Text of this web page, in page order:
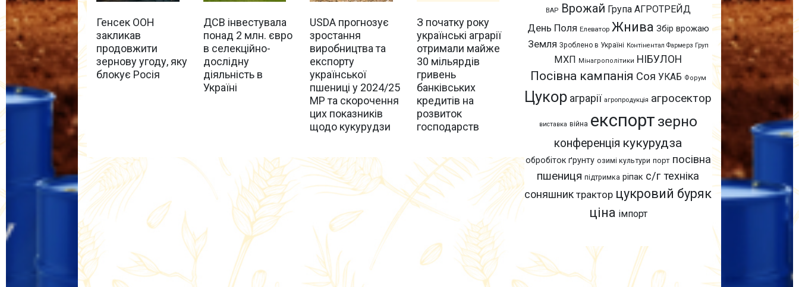
ВАР Врожай Група АГРОТРЕЙД
День Поля Елеватор Жнива Збір врожаю
Земля Зроблено в Україні Контінентал Фармерз Груп
МХП Мінагрополітики НІБУЛОН
Посівна кампанія Соя УКАБ Форум
Цукор аграрії агропродукція агросектор
виставка війна експорт зерно
конференція кукурудза
обробіток ґрунту озимі культури порт посівна
пшениця підтримка ріпак с/г техніка
соняшник трактор цукровий буряк
ціна імпорт
Генсек ООН
закликав
продовжити
зернову угоду, яку
блокує Росія
ДСВ інвестувала
понад 2 млн. євро
в селекційно-
дослідну
діяльність в
Україні
USDA прогнозує
зростання
виробництва та
експорту
української
пшениці у 2024/25
МР та скорочення
цих показників
щодо кукурудзи
З початку року
українські аграрії
отримали майже
30 мільярдів
гривень
банківських
кредитів на
розвиток
господарств